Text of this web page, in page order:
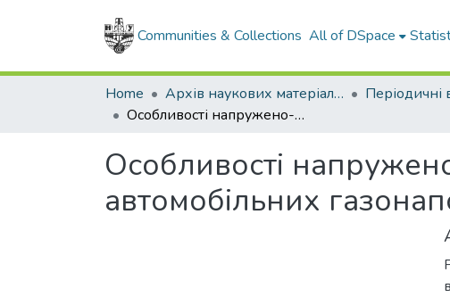
Communities & Collections All of DSpace
Home Архів наукових матеріалів
Особливості напружено-деформованого стану трубопроводів автомобільних газонаповнюючих компресорних станцій
Особливості
автомобільних